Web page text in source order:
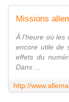
À l'heure où les
encore utile de
effets du
Dans ...